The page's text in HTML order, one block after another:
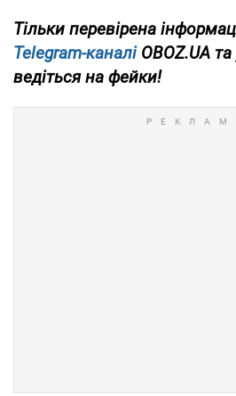
Тільки перевірена
Telegram-каналіOBOZ.UA та
ведіться на фейки!